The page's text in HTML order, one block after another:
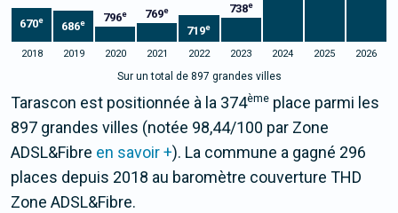
670e 686e 796e 769e
719e
738e
2018 2019 2020 2021 2022 2023 2024 2025 2026
Sur un total de 897 grandes villes
Tarascon est positionnée à la 374ème place parmi les
897 grandes villes (notée 98,44/100 par Zone
ADSL&Fibre en savoir +). La commune a gagné 296
places depuis 2018 au baromètre couverture THD
Zone ADSL&Fibre.